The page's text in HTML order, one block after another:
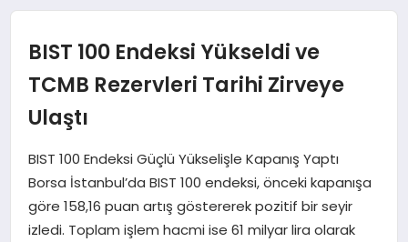
SAĞLIK
EKONOMI
MAGAZIN
BIST 100 Endeksi Yükseldi ve
TCMB Rezervleri Tarihi Zirveye
Ulaştı
BIST 100 Endeksi Güçlü Yükselişle Kapanış Yaptı
Borsa İstanbul’da BIST 100 endeksi, önceki kapanışa
göre 158,16 puan artış göstererek pozitif bir seyir
izledi. Toplam işlem hacmi ise 61 milyar lira olarak